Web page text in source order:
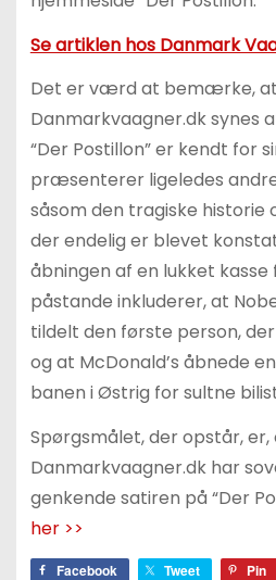
Se artiklen hos Danmark
Det er værd at bemærke, at
Danmarkvaagner.dk synes
“Der Postillon” er kendt for
præsenterer ligeledes
såsom den tragiske historie
der endelig er blevet
åbningen af en lukket kasse
påstande inkluderer, at
tildelt den første person,
og at McDonald’s åbnede
banen i Østrig for sultne
Spørgsmålet, der opstår, er,
Danmarkvaagner.dk har
genkende satiren på “Der
her >>
Facebook Tweet Pin